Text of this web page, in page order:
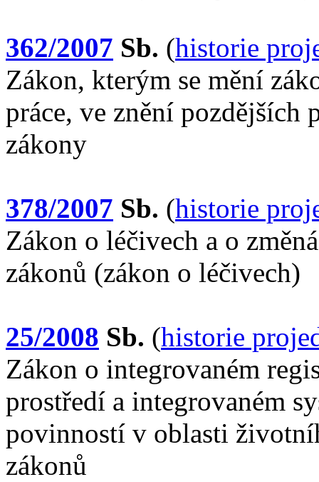
362/2007 Sb. (historie
Zákon, kterým se mění
práce, ve znění pozdějších
zákony
378/2007 Sb. (historie
Zákon o léčivech a o
zákonů (zákon o léčivech)
25/2008 Sb. (historie
Zákon o integrovaném
prostředí a integrovaném
povinností v oblasti
zákonů